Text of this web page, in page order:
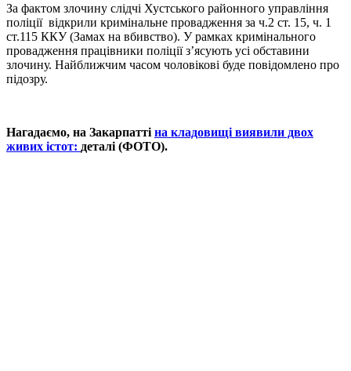
За фактом злочину слідчі Хустського районного управління
поліції відкрили кримінальне провадження за ч.2 ст. 15, ч. 1
ст.115 ККУ (Замах на вбивство). У рамках кримінального
провадження працівники поліції з’ясують усі обставини
злочину. Найближчим часом чоловікові буде повідомлено про
підозру.
Нагадаємо, на Закарпатті на кладовищі виявили двох
живих істот: деталі (ФОТО).